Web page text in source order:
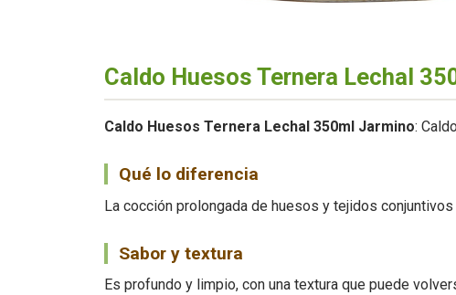
Caldo Huesos Ternera Lechal
Caldo Huesos Ternera Lechal 350ml Jarmino:
Qué lo diferencia
La cocción prolongada de huesos y tejidos
Sabor y textura
Es profundo y limpio, con una textura que puede